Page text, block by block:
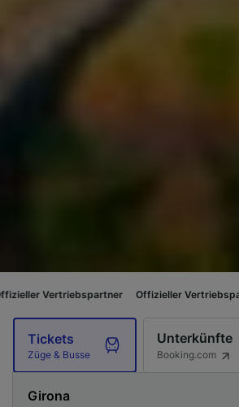
Offizieller Vertriebspartner
Tickets
Züge & Busse
Unterkünfte
Booking.com